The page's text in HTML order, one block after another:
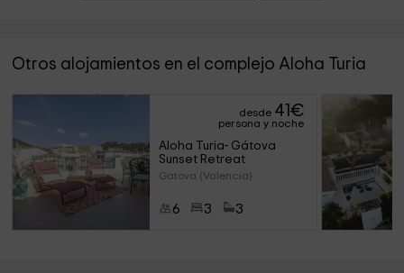
Otros alojamientos en el complejo Aloha Turia
desde 41€
persona y noche
Aloha Turia- Gátova
Sunset Retreat
Gatova (Valencia)
6 3 3